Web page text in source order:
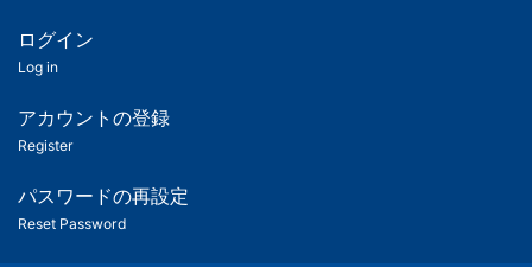
ツ
匿
名
ユ
ー
ログイン
Log in
アカウントの登録
Register
パスワードの再設定
Reset Password